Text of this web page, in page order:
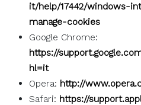
it/help/17442/windows-
manage-cookies
Google Chrome:
https://
hl=it
Opera: http://
Safari: https://